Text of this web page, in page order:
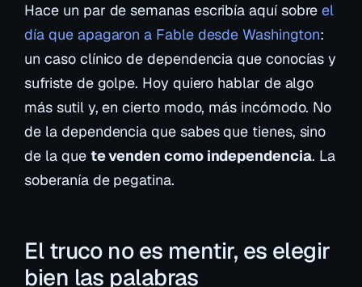
Hace un par de semanas escribía aquí sobreel
día que apagaron a Fable desde Washington:
un caso clínico de dependencia que conocías y
sufriste de golpe. Hoy quiero hablar de algo
más sutil y, en cierto modo, más incómodo. No
de la dependencia que sabes que tienes, sino
de la que te venden como independencia. La
soberanía de pegatina.
El truco no es mentir, es elegir
bien las palabras